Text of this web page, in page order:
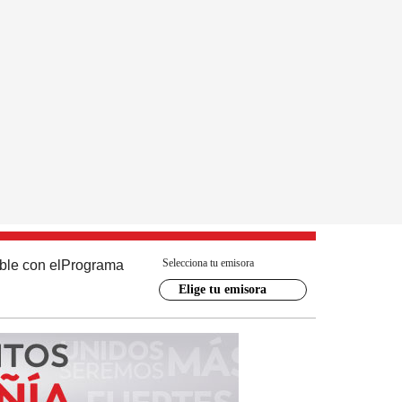
con el Programa Selecciona tu emisora
Elige tu emisora